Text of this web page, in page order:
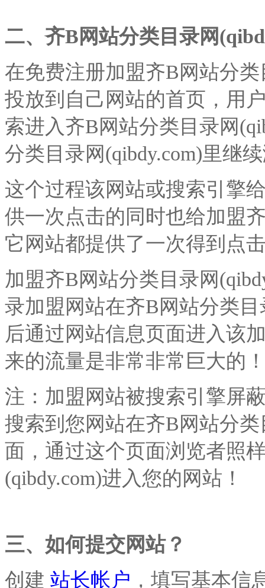
二、齐B网站分类目录网
在免费注册加盟齐B网站分类
投放到自己网站的首页，用
索进入齐B网站分类目录网(
分类目录网(qibdy.com)里继
这个过程该网站或搜索引擎
供一次点击的同时也给加盟
它网站都提供了一次得到点
加盟齐B网站分类目录网(
录加盟网站在齐B网站分类目
后通过网站信息页面进入该
来的流量是非常非常巨大的
注：加盟网站被搜索引擎屏
搜索到您网站在齐B网站分类
面，通过这个页面浏览者照
(qibdy.com)进入您的网站！
三、如何提交网站？
创建 站长帐户 ，填写基本信